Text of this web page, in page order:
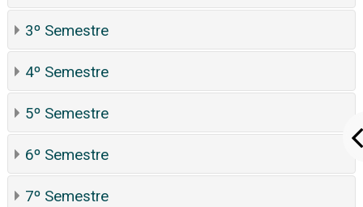
3º Semestre
4º Semestre
5º Semestre
6º Semestre
7º Semestre